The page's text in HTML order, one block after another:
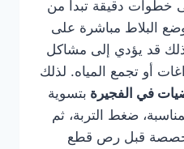
خطوات دقيقة تبدأ من
البلاط مباشرة على
قد يؤدي إلى مشاكل
أو تجمع المياه. لذلك
في الفجيرة بتسوية
ضغط التربة، ثم
قبل رص قطع